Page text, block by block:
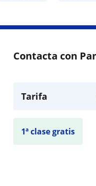
Contacta con
Tarifa
1ª clase gratis